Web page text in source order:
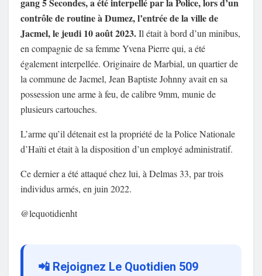
contrôle de routine à Dumez, l’entrée de la ville de
Jacmel, le jeudi 10 août 2023.Il était à bord d’un minibus,
en compagnie de sa femme Yvena Pierre qui, a été
également interpellée. Originaire de Marbial, un quartier de
la commune de Jacmel, Jean Baptiste Johnny avait en sa
possession une arme à feu, de calibre 9mm, munie de
plusieurs cartouches.
L’arme qu’il détenait est la propriété de la Police Nationale
d’Haïti et était à la disposition d’un employé administratif.
Ce dernier a été attaqué chez lui, à Delmas 33, par trois
individus armés, en juin 2022.
@lequotidienht
📲 Rejoignez Le Quotidien 509